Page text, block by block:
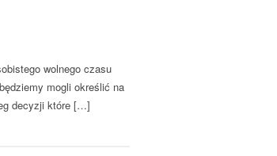
wolnego czasu
mogli określić na
decyzji które […]